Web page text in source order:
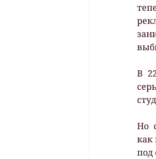
В
Но
как
под